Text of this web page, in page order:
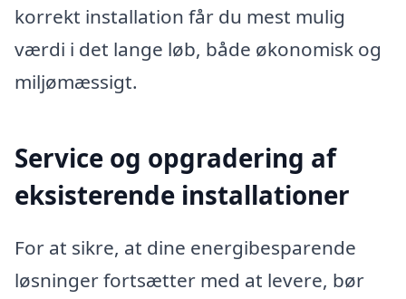
korrekt installation får du mest mulig
værdi i det lange løb, både økonomisk og
miljømæssigt.
Service og opgradering af
eksisterende installationer
For at sikre, at dine energibesparende
løsninger fortsætter med at levere, bør